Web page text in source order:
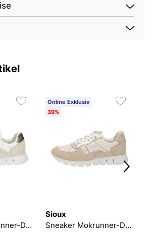
Sneaker Mokrunner-D-018
Online Exklusiv
39%
Sioux
Sneaker Mokrunner-D-018